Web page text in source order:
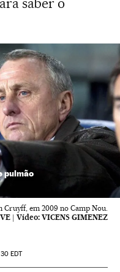
pulmão
Cruyff, em 2009 no Camp Nou.
| Vídeo: VICENS GIMENEZ
EDT